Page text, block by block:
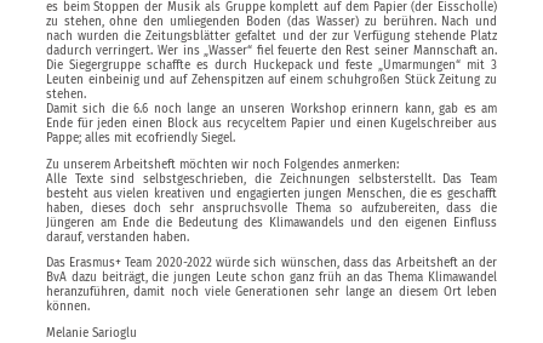
es beim Stoppen der Musik als Gruppe komplett auf dem Papier (der Eisscholle)
zu stehen, ohne den umliegenden Boden (das Wasser) zu berühren. Nach und
nach wurden die Zeitungsblätter gefaltet und der zur Verfügung stehende Platz
dadurch verringert. Wer ins „Wasser“ fiel feuerte den Rest seiner Mannschaft an.
Die Siegergruppe schaffte es durch Huckepack und feste „Umarmungen“ mit 3
Leuten einbeinig und auf Zehenspitzen auf einem schuhgroßen Stück Zeitung zu
stehen.
Damit sich die 6.6 noch lange an unseren Workshop erinnern kann, gab es am
Ende für jeden einen Block aus recyceltem Papier und einen Kugelschreiber aus
Pappe; alles mit ecofriendly Siegel.
Zu unserem Arbeitsheft möchten wir noch Folgendes anmerken:
Alle Texte sind selbstgeschrieben, die Zeichnungen selbsterstellt. Das Team
besteht aus vielen kreativen und engagierten jungen Menschen, die es geschafft
haben, dieses doch sehr anspruchsvolle Thema so aufzubereiten, dass die
Jüngeren am Ende die Bedeutung des Klimawandels und den eigenen Einfluss
darauf, verstanden haben.
Das Erasmus+ Team 2020-2022 würde sich wünschen, dass das Arbeitsheft an der
BvA dazu beiträgt, die jungen Leute schon ganz früh an das Thema Klimawandel
heranzuführen, damit noch viele Generationen sehr lange an diesem Ort leben
können.
Melanie Sarioglu